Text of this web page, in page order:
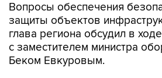
Вопросы обеспечения
защиты объектов
глава региона обсудил в
с заместителем министра
Беком Евкуровым.